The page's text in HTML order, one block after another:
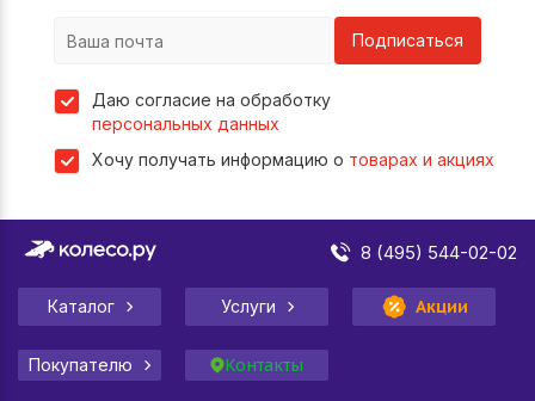
Подписаться
Даю согласие на обработку
персональных данных
Хочу получать информацию о товарах и акциях
8 (495) 544-02-02
Каталог Услуги Акции
Покупателю Контакты